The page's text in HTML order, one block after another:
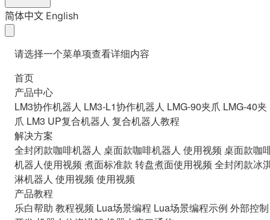
简体中文 English
请选择一个菜单项查看详细内容
首页
产品中心
LM3协作机器人 LM3-L1协作机器人 LMG-90夹爪 LMG-40夹
爪 LM3 UP复合机器人 复合机器人教程
解决方案
全封闭款咖啡机器人 桌面款咖啡机器人 使用视频 桌面款咖
机器人使用视频 煮面标准款 转盘煮面使用视频 全封闭款冰
淋机器人 使用视频 使用视频
产品教程
乐白帮助 教程视频 Lua场景编程 Lua场景编程示例 外部控制